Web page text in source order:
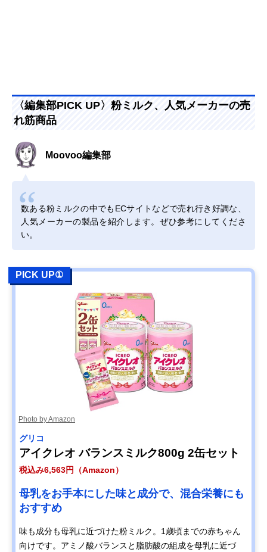
〈編集部PICK UP〉粉ミルク、人気メーカーの売
れ筋商品
Moovoo編集部
数ある粉ミルクの中でもECサイトなどで売れ行き好調な、
人気メーカーの製品を紹介します。ぜひ参考にしてくださ
い。
PICK UP①
Photo by Amazon
グリコ
アイクレオ バランスミルク800g 2缶セット
税込み6,563円（Amazon）
母乳をお手本にした味と成分で、混合栄養にも
おすすめ
味も成分も母乳に近づけた粉ミルク。1歳頃までの赤ちゃん
向けです。アミノ酸バランスと脂肪酸の組成を母乳に近づ